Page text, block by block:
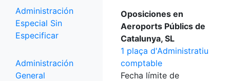
Administración
Especial Sin
Especificar
Administración
General
Oposiciones en
Aeroports Públics de
Catalunya, SL
1 plaça d'Administratiu
comptable
Fecha límite de